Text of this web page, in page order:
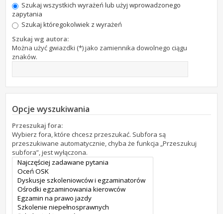
Szukaj wszystkich wyrażeń lub użyj wprowadzonego
zapytania
Szukaj któregokolwiek z wyrażeń
Szukaj wg autora:
Można użyć gwiazdki (*) jako zamiennika dowolnego ciągu
znaków.
Opcje wyszukiwania
Przeszukaj fora:
Wybierz fora, które chcesz przeszukać. Subfora są
przeszukiwane automatycznie, chyba że funkcja „Przeszukuj
subfora”, jest wyłączona.